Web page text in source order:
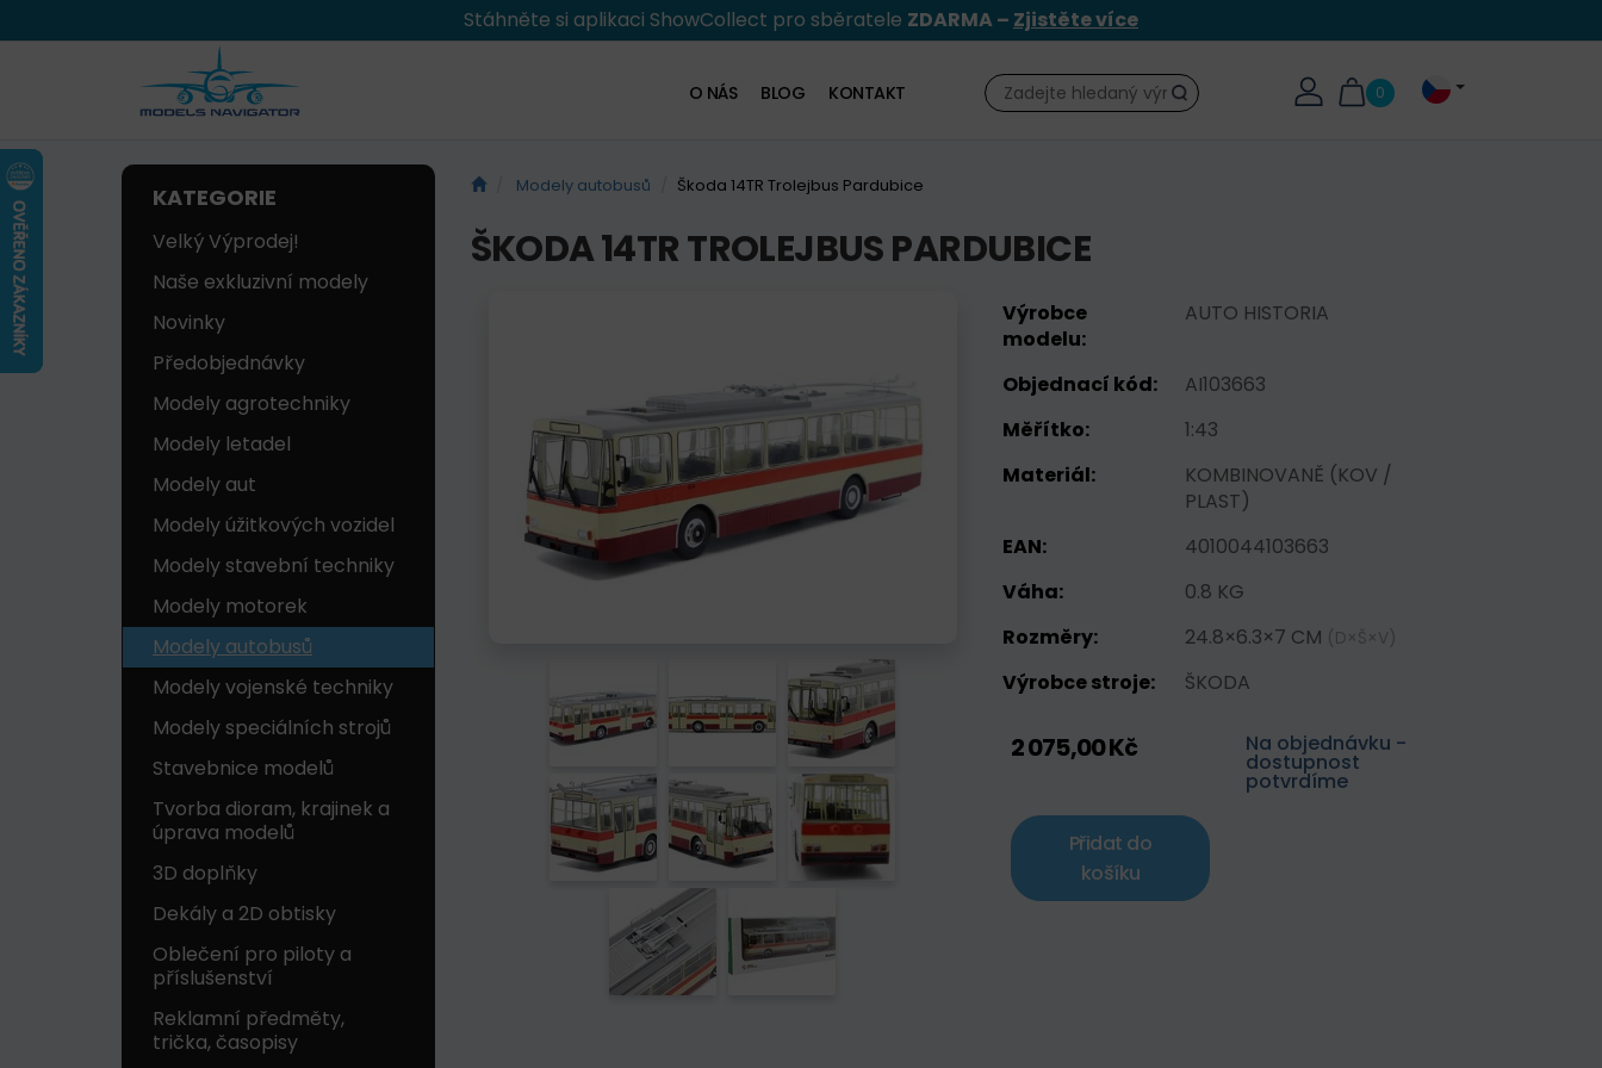
Stáhněte si aplikaci ShowCollect pro sběratele ZDARMA – Zjistěte více
0
Hledat
O NÁS BLOG KONTAKT
KATEGORIE
Velký Výprodej!
Naše exkluzivní modely
Novinky
Předobjednávky
Modely agrotechniky
Modely letadel
Modely aut
Modely úžitkových vozidel
Modely stavební techniky
Modely motorek
Modely autobusů
Modely vojenské techniky
Modely speciálních strojů
Stavebnice modelů
Tvorba dioram, krajinek a
úprava modelů
3D doplňky
Dekály a 2D obtisky
Oblečení pro piloty a
příslušenství
Reklamní předměty,
trička, časopisy
Modely autobusů Škoda 14TR Trolejbus Pardubice
ŠKODA 14TR TROLEJBUS PARDUBICE
Výrobce
modelu:
AUTO HISTORIA
Objednací kód:
AI103663
Měřítko:
1:43
Materiál:
KOMBINOVANĚ (KOV /
PLAST)
EAN:
4010044103663
Váha:
0.8 KG
Rozměry:
24.8×6.3×7 CM (D×Š×V)
Výrobce stroje: ŠKODA
2 075,00 Kč Na objednávku -
dostupnost
potvrdíme
Přidat do
košíku